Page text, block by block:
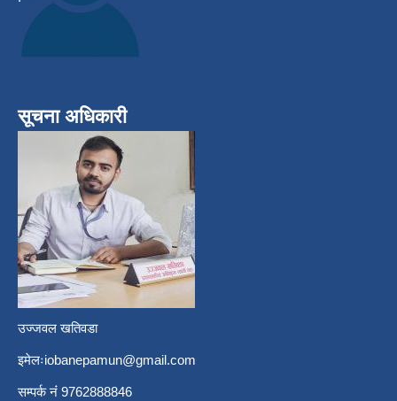
सूचना अधिकारी
उज्जवल खतिवडा
इमेलःiobanepamun@gmail.com
सम्पर्क नंं 9762888846